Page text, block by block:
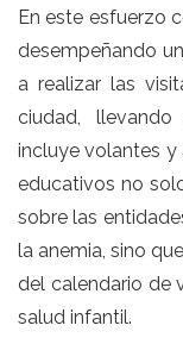
En este esfuerzo
desempeñando
a realizar las
ciudad,
incluye volantes y
educativos no
sobre las
la anemia, sino
del calendario de
salud infantil.